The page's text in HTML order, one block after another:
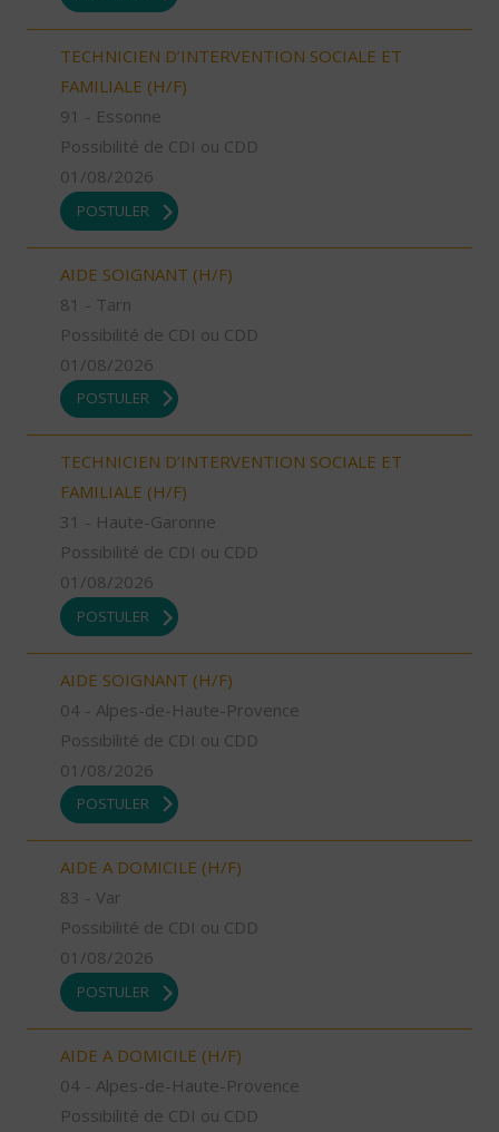
TECHNICIEN D’INTERVENTION SOCIALE ET
FAMILIALE (H/F)
91 - Essonne
Possibilité de CDI ou CDD
01/08/2026
POSTULER
AIDE SOIGNANT (H/F)
81 - Tarn
Possibilité de CDI ou CDD
01/08/2026
POSTULER
TECHNICIEN D’INTERVENTION SOCIALE ET
FAMILIALE (H/F)
31 - Haute-Garonne
Possibilité de CDI ou CDD
01/08/2026
POSTULER
AIDE SOIGNANT (H/F)
04 - Alpes-de-Haute-Provence
Possibilité de CDI ou CDD
01/08/2026
POSTULER
AIDE A DOMICILE (H/F)
83 - Var
Possibilité de CDI ou CDD
01/08/2026
POSTULER
AIDE A DOMICILE (H/F)
04 - Alpes-de-Haute-Provence
Possibilité de CDI ou CDD